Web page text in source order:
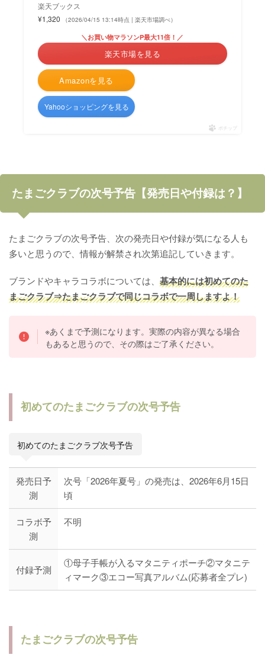
楽天ブックス
¥1,320
（2026/04/15 13:14時点 | 楽天市場調べ）
Amazonを見る
＼お買い物マラソンP最大11倍！／
楽天市場を見る
Yahooショッピングを見る
ポチップ
たまごクラブの次号予告【発売日や付録は？】
たまごクラブの次号予告、次の発売日や付録が気になる人も
多いと思うので、情報が解禁され次第追記していきます。
ブランドやキャラコラボについては、 基本的には初めてのた
まごクラブ⇒たまごクラブで同じコラボで一周しますよ！
※あくまで予測になります。実際の内容が異なる場合
もあると思うので、その際はご了承ください。
初めてのたまごクラブの次号予告
初めてのたまごクラブ次号予告
発売日予
測
次号「2026年夏号」の発売は、2026年6月15日
頃
コラボ予
測
不明
付録予測
①母子手帳が入るマタニティポーチ②マタニテ
ィマーク③エコー写真アルバム(応募者全プレ)
たまごクラブの次号予告